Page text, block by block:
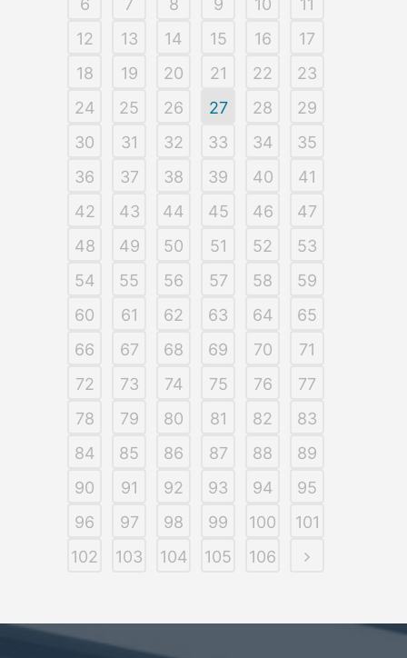
12
13 14 15 16
17
18
19 20 21 22
23
24
25 26 27 28
29
30
31 32 33 34
35
36
37 38 39 40
41
42
43 44 45 46
47
48
49 50 51 52
53
54
55 56 57 58
59
60
61 62 63 64
65
66
67 68 69 70
71
72
73 74 75 76
77
78
79 80 81 82
83
84
85 86 87 88
89
90
91 92 93 94
95
96
97 98 99 100
101
102
103 104 105 106